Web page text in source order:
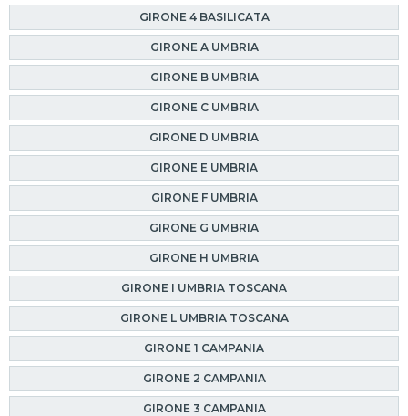
GIRONE 4 BASILICATA
GIRONE A UMBRIA
GIRONE B UMBRIA
GIRONE C UMBRIA
GIRONE D UMBRIA
GIRONE E UMBRIA
GIRONE F UMBRIA
GIRONE G UMBRIA
GIRONE H UMBRIA
GIRONE I UMBRIA TOSCANA
GIRONE L UMBRIA TOSCANA
GIRONE 1 CAMPANIA
GIRONE 2 CAMPANIA
GIRONE 3 CAMPANIA